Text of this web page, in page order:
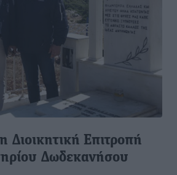
Διοικητική Επιτροπή
Δωδεκανήσου